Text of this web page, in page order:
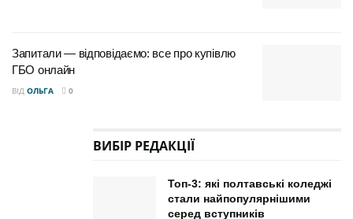
Запитали — відповідаємо: все про купівлю
ГБО онлайн
ВІД ОЛЬГА 0
ВИБІР РЕДАКЦІЇ
Топ-3: які полтавські коледжі
стали найпопулярнішими
серед вступників